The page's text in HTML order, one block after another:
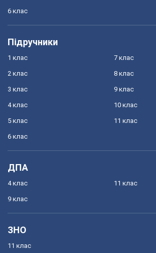
6 клас
Підручники
1 клас
2 клас
3 клас
4 клас
5 клас
6 клас
7 клас
8 клас
9 клас
10 клас
11 клас
ДПА
4 клас
9 клас
11 клас
ЗНО
11 клас